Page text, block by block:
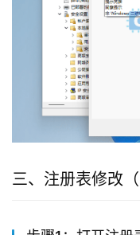
三、注册表修改（